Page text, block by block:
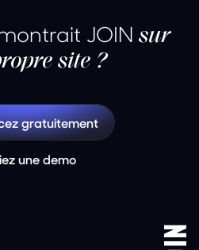
JOIN sur
site ?
gratuitement
une demo